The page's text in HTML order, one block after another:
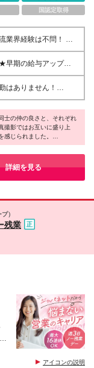
国認定取得
業界経験は不問！ ★
ンクOK！ ＼こん
倒的No.1」を目指す
チームワークを大切
な方 ・社会貢献性
期の給与アップが
ありません！
リア】 北海道札幌
ア】
県横浜市、神奈川県厚
所沢市、埼玉県春日
崎市、千葉県千葉
市、京都府京都市、
士の仲の良さと、それぞれ
撮影ではお互いに盛り上
感じられました。
支える、圧倒的なナンバー
とそれに伴うやりがいを
標を追う楽しさ、協力し合
なのではないでしょう
詳細を見る
）
残業
アイコンの説明